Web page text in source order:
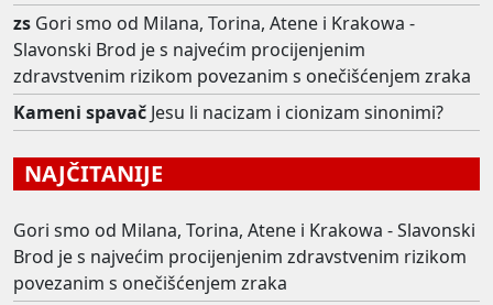
zs Gori smo od Milana, Torina, Atene i Krakowa -
Slavonski Brod je s najvećim procijenjenim
zdravstvenim rizikom povezanim s onečišćenjem zraka
Kameni spavač Jesu li nacizam i cionizam sinonimi?
NAJČITANIJE
Gori smo od Milana, Torina, Atene i Krakowa - Slavonski
Brod je s najvećim procijenjenim zdravstvenim rizikom
povezanim s onečišćenjem zraka